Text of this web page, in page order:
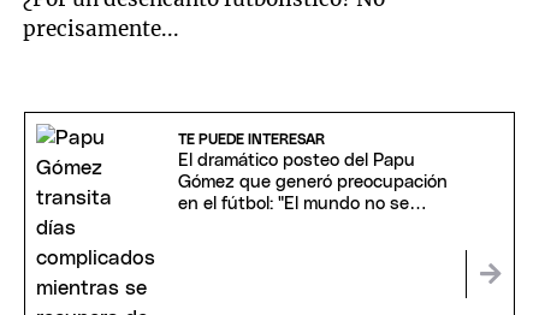
precisamente...
TE PUEDE INTERESAR
El dramático posteo del Papu
Gómez que generó preocupación
en el fútbol: "El mundo no se